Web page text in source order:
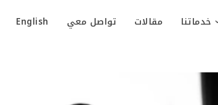
خدماتنا مقالات تواصل معي English